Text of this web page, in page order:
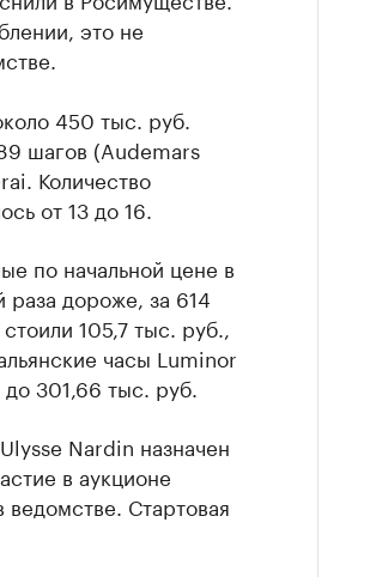
это не
450 тыс. руб.
шагов (Audemars
Количество
от 13 до 16.
по начальной цене в
дороже, за 614
105,7 тыс. руб.,
часы Luminor
301,66 тыс. руб.
Nardin назначен
в аукционе
Стартовая